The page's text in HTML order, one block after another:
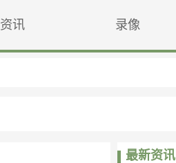
资讯 录像
最新资讯